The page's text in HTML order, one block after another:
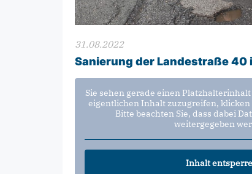
31.08.2022
Sanierung der Landestraße 40
Sie sehen gerade einen
eigentlichen Inhalt zuzugreifen, klicken
Bitte beachten Sie, dass dabei
weitergegeben
Inhalt